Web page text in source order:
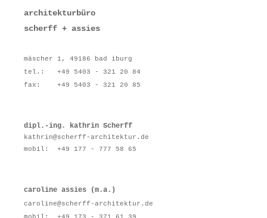
architekturbüro
scherff + assies
mäscher 1, 49186 bad iburg
tel.: +49 5403 - 321 20 84
fax: +49 5403 - 321 20 85
dipl.-ing. kathrin Scherff
kathrin@scherff-architektur.de
mobil: +49 177 - 777 58 65
caroline assies (m.a.)
caroline@scherff-architektur.de